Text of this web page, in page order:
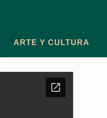
ARTE Y CULTURA